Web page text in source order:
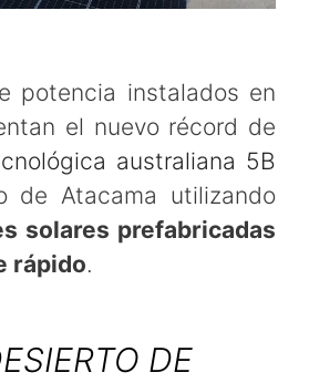
potencia instalados en
el nuevo récord de
australiana 5B
de Atacama utilizando
solares prefabricadas
rápido.
DE